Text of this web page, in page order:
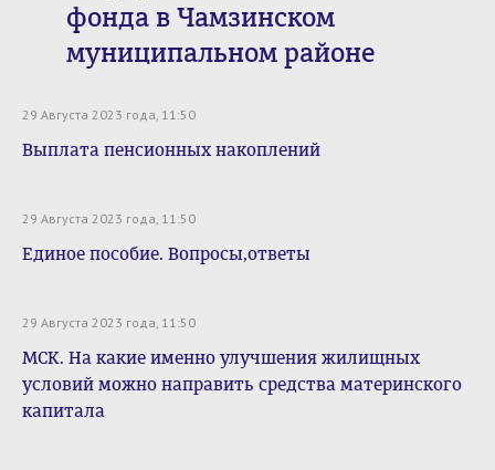
фонда в Чамзинском
муниципальном районе
29 Августа 2023 года, 11:50
Выплата пенсионных накоплений
29 Августа 2023 года, 11:50
Единое пособие. Вопросы,ответы
29 Августа 2023 года, 11:50
МСК. На какие именно улучшения жилищных
условий можно направить средства материнского
капитала